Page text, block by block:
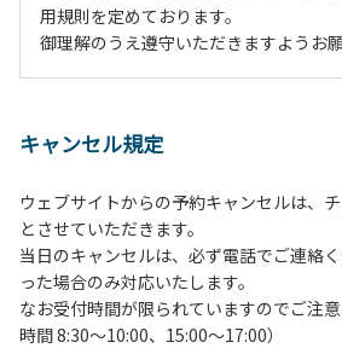
用規則を定めております。
御理解のうえ遵守いただきますようお
２、中学生以下だけでの利用はできま
３、テントサイト（多目的広場を含む
予約いただいた方のみで、連泊の方を除
基本的に、テント1張りにつき1区画の
管理棟にてチェックインの手続きを行
時前にお越しの方は、午後3時になり
続きを行ってください。午後5時過ぎに
キャンセル規定
ウェブサイトからの予約キャンセルは、
とさせていただきます。
当日のキャンセルは、必ず電話でご連絡
った場合のみ対応いたします。
なお受付時間が限られていますのでご注
時間 8:30～10:00、15:00～17:00）